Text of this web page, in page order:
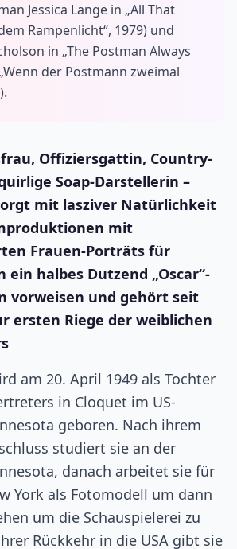
Jessica Lange in „All That
Rampenlicht“, 1979) und
in „The Postman Always
der Postmann zweimal
Offiziersgattin, Country-
Soap-Darstellerin –
mit lasziver Natürlichkeit
mit
Frauen-Porträts für
ein halbes Dutzend „Oscar“-
vorweisen und gehört seit
ersten Riege der weiblichen
am 20. April 1949 als Tochter
in Cloquet im US-
geboren. Nach ihrem
studiert sie an der
danach arbeitet sie für
York als Fotomodell um dann
um die Schauspielerei zu
Rückkehr in die USA gibt sie